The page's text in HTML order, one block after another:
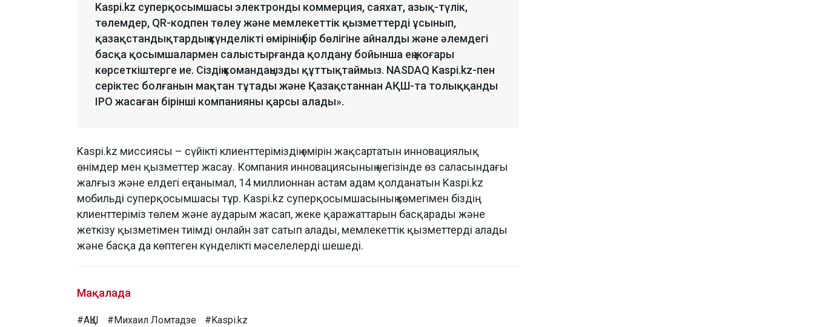
Kaspi.kz суперқосымшасы электронды коммерция, саяхат, азық-түлік,
төлемдер, QR-кодпен төлеу және мемлекеттік қызметтерді ұсынып,
қазақстандықтардың күнделікті өмірінің бір бөлігіне айналды және әлемдегі
басқа қосымшалармен салыстырғанда қолдану бойынша ең жоғары
көрсеткіштерге ие. Сіздің командаңызды құттықтаймыз. NASDAQ Kaspi.kz-пен
серіктес болғанын мақтан тұтады және Қазақстаннан АҚШ-та толыққанды
IPO жасаған бірінші компанияны қарсы алады».
Kaspi.kz миссиясы – сүйікті клиенттеріміздің өмірін жақсартатын инновациялық
өнімдер мен қызметтер жасау. Компания инновациясының негізінде өз саласындағы
жалғыз және елдегі ең танымал, 14 миллионнан астам адам қолданатын Kaspi.kz
мобильді суперқосымшасы тұр. Kaspi.kz суперқосымшасының көмегімен біздің
клиенттеріміз төлем және аударым жасап, жеке қаражаттарын басқарады және
жеткізу қызметімен тиімді онлайн зат сатып алады, мемлекеттік қызметтерді алады
және басқа да көптеген күнделікті мәселелерді шешеді.
Мақалада
#АҚШ #Михаил Ломтадзе #Kaspi.kz